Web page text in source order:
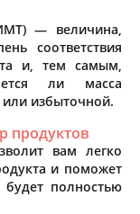
— величина,
соответствия
и, тем самым,
ли масса
избыточной.
продуктов
вам легко
и поможет
полностью